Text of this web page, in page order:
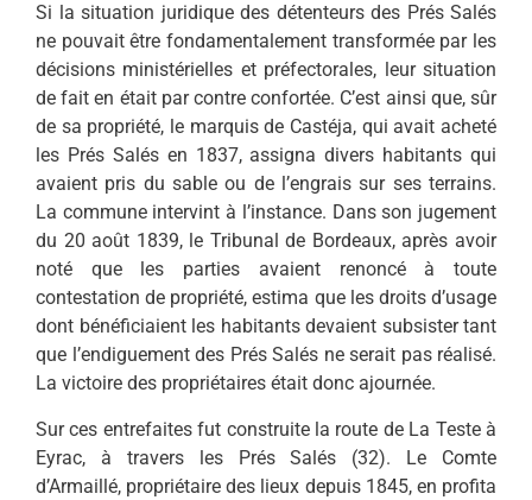
Si la situation juridique des détenteurs des Prés Salés
ne pouvait être fondamentalement transformée par les
décisions ministérielles et préfectorales, leur situation
de fait en était par contre confortée. C’est ainsi que, sûr
de sa propriété, le marquis de Castéja, qui avait acheté
les Prés Salés en 1837, assigna divers habitants qui
avaient pris du sable ou de l’engrais sur ses terrains.
La commune intervint à l’instance. Dans son jugement
du 20 août 1839, le Tribunal de Bor­deaux, après avoir
noté que les parties avaient renoncé à toute
contestation de propriété, estima que les droits d’usage
dont bénéficiaient les habitants devaient subsister tant
que l’endiguement des Prés Salés ne serait pas réalisé.
La victoire des propriétaires était donc ajournée.
Sur ces entrefaites fut construite la route de La Teste à
Eyrac, à travers les Prés Salés (32). Le Comte
d’Armaillé, propriétaire des lieux depuis 1845, en profita